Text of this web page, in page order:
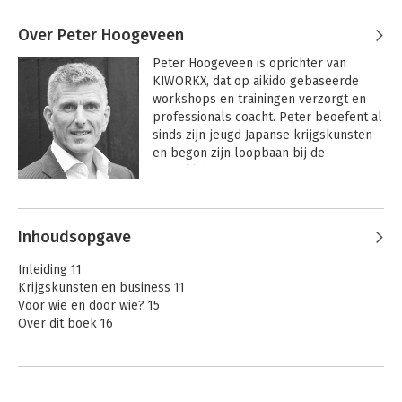
Over Peter Hoogeveen
Peter Hoogeveen is oprichter van
KIWORKX, dat op aikido gebaseerde
workshops en trainingen verzorgt en
professionals coacht. Peter beoefent al
sinds zijn jeugd Japanse krijgskunsten
en begon zijn loopbaan bij de
studeerde hij HRM en Bedrijfskunde en
persoonlijke effectiviteit, communicatie
Hij maakte de overstap naar het
bedrijfsleven en werkte jarenlang als
hij in 2000 met het beoefenen van
Inhoudsopgave
Inleiding 11
Krijgskunsten en business 11
Voor wie en door wie? 15
Over dit boek 16